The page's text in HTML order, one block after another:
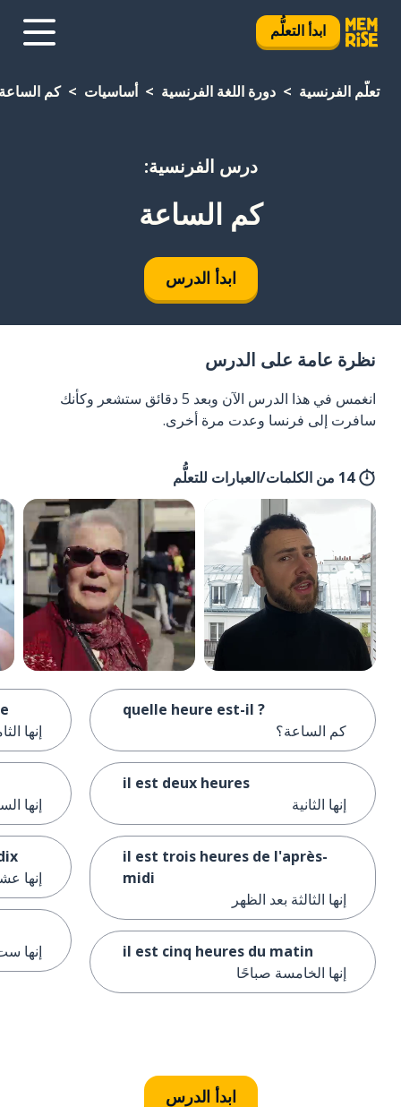
ابدأ التعلُّم
تعلَّم الفرنسية دورة اللغة الفرنسية أساسيات كم
درس الفرنسية:
كم الساعة
ابدأ الدرس
نظرة عامة على الدرس
انغمس في هذا الدرس الآن وبعد 5 دقائق ستشعر وكأنك
سافرت إلى فرنسا وعدت مرة أخرى.
14 من الكلمات/العبارات للتعلُّم
quelle heure est-il ?
كم الساعة؟
il est deux heures
إنها الثانية
il est trois heures de l'après-
midi
إنها الثالثة بعد الظهر
il est cinq heures du matin
إنها الخامسة صباحًا
إنها
إنها
إنها
إنها
ابدأ الدرس